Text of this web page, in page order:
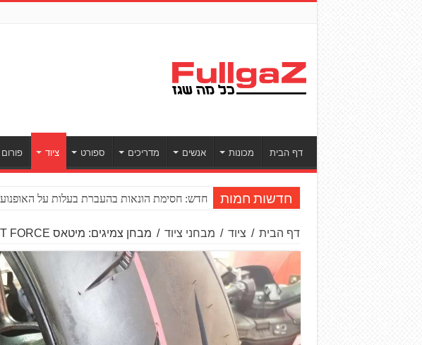
דף הבית מכונות אנשים מדריכים ספורט ציוד פורום
חדשות חמות חדש: חסימת הונאות בהעברת בעלות על האופנוע
דף הבית / ציוד / מבחני ציוד / מבחן צמיגים: מיטאס SPORT FORCE+ לכביש